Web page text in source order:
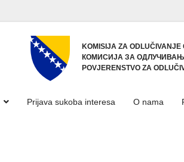
KOMISIJA ZA ODLUČIVANJE
КОМИСИЈА ЗА
POVJERENSTVO ZA
Prijava sukoba interesa O nama